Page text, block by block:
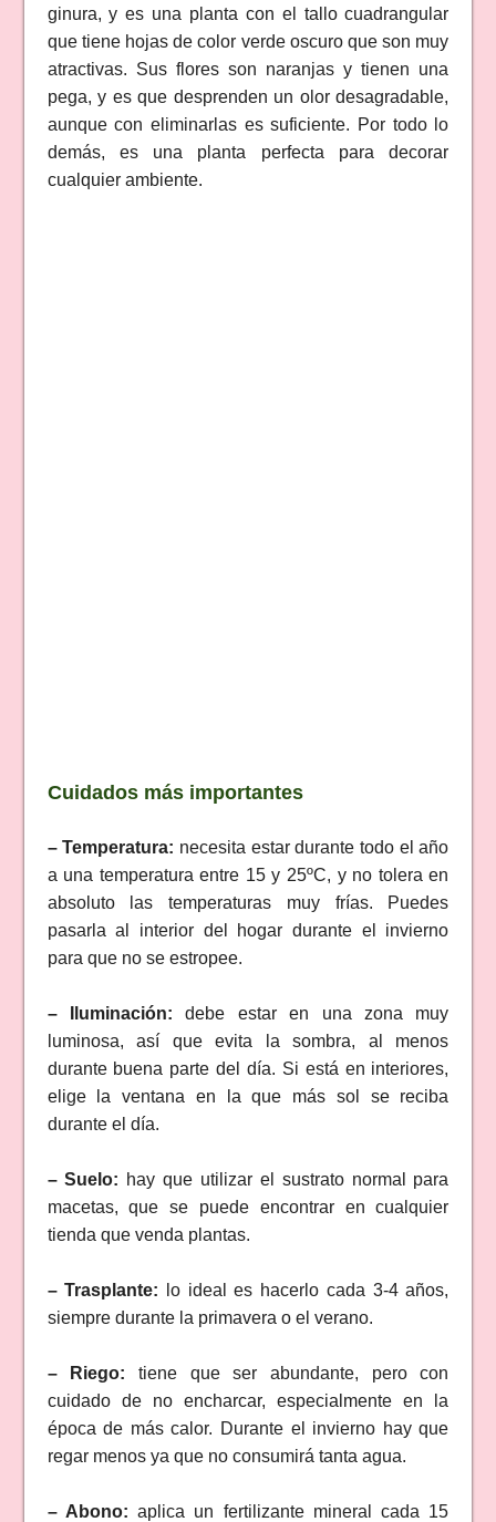
ginura, y es una planta con el tallo cuadrangular
que tiene hojas de color verde oscuro que son muy
atractivas. Sus flores son naranjas y tienen una
pega, y es que desprenden un olor desagradable,
aunque con eliminarlas es suficiente. Por todo lo
demás, es una planta perfecta para decorar
cualquier ambiente.
Cuidados más importantes
– Temperatura: necesita estar durante todo el año
a una temperatura entre 15 y 25ºC, y no tolera en
absoluto las temperaturas muy frías. Puedes
pasarla al interior del hogar durante el invierno
para que no se estropee.
– Iluminación: debe estar en una zona muy
luminosa, así que evita la sombra, al menos
durante buena parte del día. Si está en interiores,
elige la ventana en la que más sol se reciba
durante el día.
– Suelo: hay que utilizar el sustrato normal para
macetas, que se puede encontrar en cualquier
tienda que venda plantas.
– Trasplante: lo ideal es hacerlo cada 3-4 años,
siempre durante la primavera o el verano.
– Riego: tiene que ser abundante, pero con
cuidado de no encharcar, especialmente en la
época de más calor. Durante el invierno hay que
regar menos ya que no consumirá tanta agua.
– Abono: aplica un fertilizante mineral cada 15